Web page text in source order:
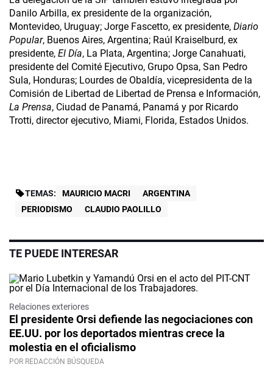
Danilo Arbilla, ex presidente de la organización,
Montevideo, Uruguay; Jorge Fascetto, ex presidente, Diario
Popular, Buenos Aires, Argentina; Raúl Kraiselburd, ex
presidente, El Día, La Plata, Argentina; Jorge Canahuati,
presidente del Comité Ejecutivo, Grupo Opsa, San Pedro
Sula, Honduras; Lourdes de Obaldía, vicepresidenta de la
Comisión de Libertad de Libertad de Prensa e Información,
La Prensa, Ciudad de Panamá, Panamá y por Ricardo
Trotti, director ejecutivo, Miami, Florida, Estados Unidos.
TEMAS: MAURICIO MACRI
ARGENTINA
PERIODISMO
CLAUDIO PAOLILLO
TE PUEDE INTERESAR
Relaciones exteriores
El presidente Orsi defiende las negociaciones con
EE.UU. por los deportados mientras crece la
molestia en el oficialismo
POR REDACCIÓN BÚSQUEDA